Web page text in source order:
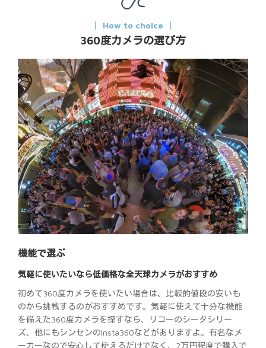
How to choice
360度カメラの選び方
機能で選ぶ
気軽に使いたいなら低価格な全天球カメラがおすすめ
初めて360度カメラを使いたい場合は、比較的値段の安いも
のから挑戦するのがおすすめです。気軽に使えて十分な機能
を備えた360度カメラを探すなら、リコーのシータシリー
ズ、他にもシンセンのInsta360などがありますよ。有名なメ
ーカーなので安心して使えるだけでなく、2万円程度で購入で